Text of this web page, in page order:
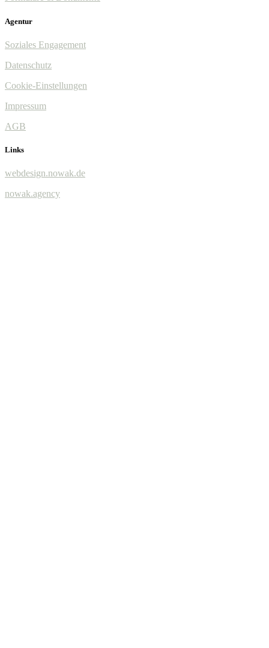
Agentur
Soziales Engagement
Datenschutz
Cookie-Einstellungen
Impressum
AGB
Links
webdesign.nowak.de
nowak.agency